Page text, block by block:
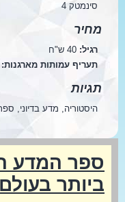
סינמטק 4
מחיר
רגיל: 40 ש"ח
תעריף עמותות מארגנות:
תגיות
היסטוריה, מדע בדיוני,
ספר המדע
ביותר בעולם